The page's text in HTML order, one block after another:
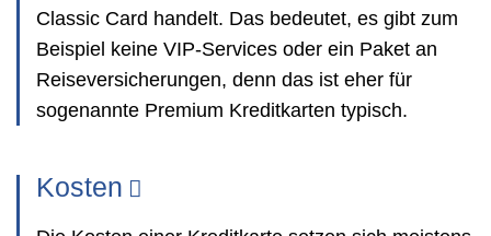
Classic Card handelt. Das bedeutet, es gibt zum
Beispiel keine VIP-Services oder ein Paket an
Reiseversicherungen, denn das ist eher für
sogenannte Premium Kreditkarten typisch.
Kosten